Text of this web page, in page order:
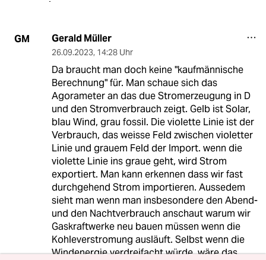
GM Gerald Müller
26.09.2023, 14:28 Uhr
Da braucht man doch keine "kaufmännische
Berechnung" für. Man schaue sich das
Agorameter an das due Stromerzeugung in D
und den Stromverbrauch zeigt. Gelb ist Solar,
blau Wind, grau fossil. Die violette Linie ist der
Verbrauch, das weisse Feld zwischen violetter
Linie und grauem Feld der Import. wenn die
violette Linie ins graue geht, wird Strom
exportiert. Man kann erkennen dass wir fast
durchgehend Strom importieren. Aussedem
sieht man wenn man insbesondere den Abend-
und den Nachtverbrauch anschaut warum wir
Gaskraftwerke neu bauen müssen wenn die
Kohleverstromung ausläuft. Selbst wenn die
Windenergie verdreifacht würde, wäre das